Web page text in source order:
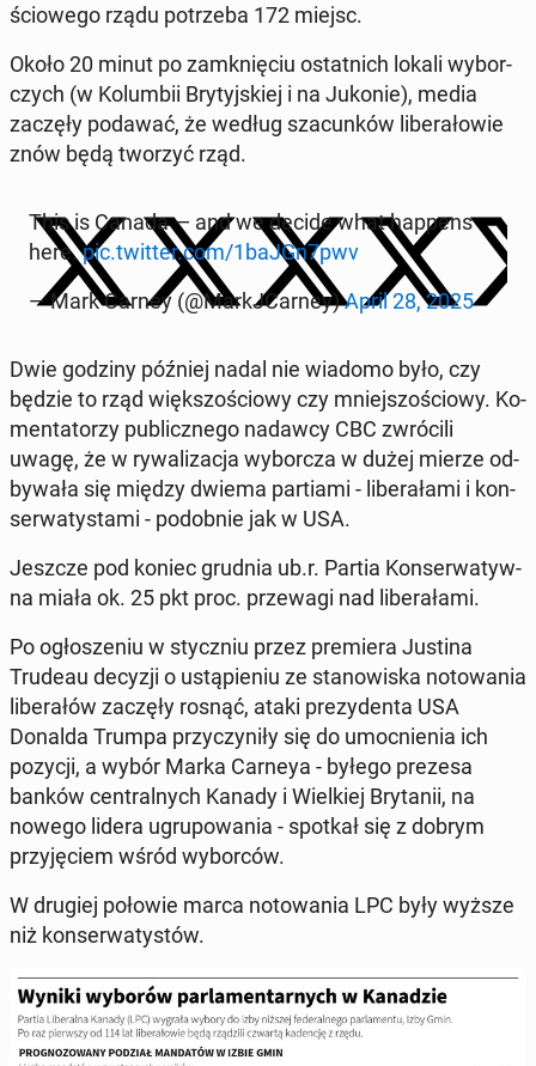
ścio­we­go rządu po­trze­ba 172 miejsc.
Około 20 minut po za­mknię­ciu ostat­nich lokali wy­bor­
czych (w Ko­lum­bii Bry­tyj­skiej i na Jukonie), media
zaczęły podawać, że według sza­cun­ków li­be­ra­ło­wie
znów będą tworzyć rząd.
This is Canada — and we decide what happens
here.pic.twitter.com/1baJGn7pwv
— Mark Carney (@Mar­kJ­Car­ney)April 28, 2025
Dwie godziny później nadal nie wiadomo było, czy
będzie to rząd więk­szo­ścio­wy czy mniej­szo­ścio­wy. Ko­
men­ta­to­rzy pu­blicz­ne­go nadawcy CBC zwró­ci­li
uwagę, że w ry­wa­li­za­cja wy­bor­cza w dużej mierze od­
by­wa­ła się między dwiema par­tia­mi - li­be­ra­ła­mi i kon­
ser­wa­ty­sta­mi - po­dob­nie jak w USA.
Jeszcze pod koniec grudnia ub.r. Partia Kon­ser­wa­tyw­
na miała ok. 25 pkt proc. prze­wa­gi nad li­be­ra­ła­mi.
Po ogło­sze­niu w stycz­niu przez pre­mie­ra Justina
Trudeau decyzji o ustą­pie­niu ze sta­no­wi­ska no­to­wa­nia
li­be­ra­łów zaczęły rosnąć, ataki pre­zy­den­ta USA
Donalda Trumpa przy­czy­ni­ły się do umoc­nie­nia ich
pozycji, a wybór Marka Carneya - byłego prezesa
banków cen­tral­nych Kanady i Wiel­kiej Bry­ta­nii, na
nowego lidera ugru­po­wa­nia - spotkał się z dobrym
przy­ję­ciem wśród wy­bor­ców.
W drugiej połowie marca no­to­wa­nia LPC były wyższe
niż kon­ser­wa­ty­stów.